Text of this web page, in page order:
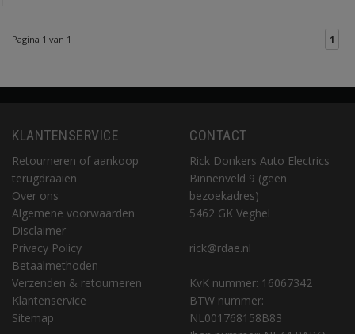
Pagina 1 van 1 1
KLANTENSERVICE
Retourneren of aankoop
terugdraaien
Over ons
Algemene voorwaarden
Disclaimer
Privacy Policy
Betaalmethoden
Verzenden & retourneren
Klantenservice
Sitemap
CONTACT
Rick Donkers Auto Electrics
Binnenveld 9 (geen
bezoekadres)
5462 GK Veghel
rick@rdae.nl
KvK nummer: 16067342
BTW nummer:
NL001768158B83